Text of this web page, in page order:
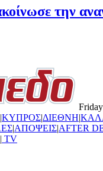
την
|ΚΥΠΡΟΣ|ΔΙΕΘΝΗ|
|ΑΠΟΨΕΙΣ|AFTER
| TV